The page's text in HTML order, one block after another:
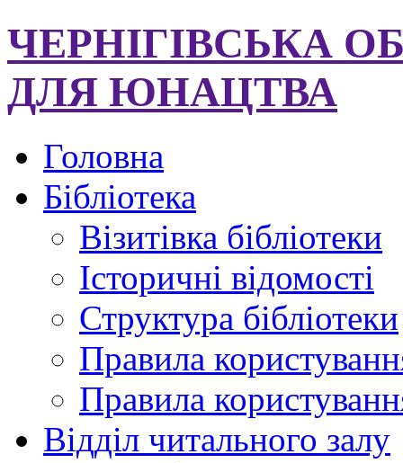
ЧЕРНІГІВСЬКА
ДЛЯ ЮНАЦТВА
Головна
Бібліотека
Візитівка бібліотеки
Історичні відомості
Структура бібліотеки
Правила
Правила
Відділ читального залу